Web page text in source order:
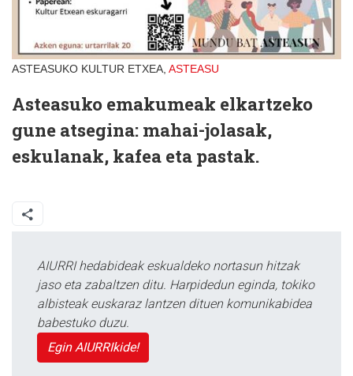
ASTEASUKO KULTUR ETXEA, ASTEASU
Asteasuko emakumeak elkartzeko
gune atsegina: mahai-jolasak,
eskulanak, kafea eta pastak.
AIURRI hedabideak eskualdeko nortasun hitzak
jaso eta zabaltzen ditu. Harpidedun eginda, tokiko
albisteak euskaraz lantzen dituen komunikabidea
babestuko duzu.
Egin AIURRIkide!